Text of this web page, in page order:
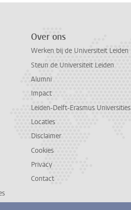
Over ons
Werken bij de Universiteit Leiden
Steun de Universiteit Leiden
Alumni
Impact
Leiden-Delft-Erasmus Universities
Locaties
Disclaimer
Cookies
Privacy
Contact